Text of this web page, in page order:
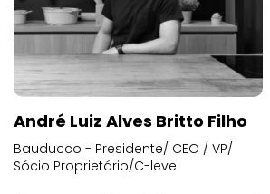
André Luiz Alves Britto Filho
Bauducco - Presidente/ CEO / VP/
Sócio Proprietário/C-level